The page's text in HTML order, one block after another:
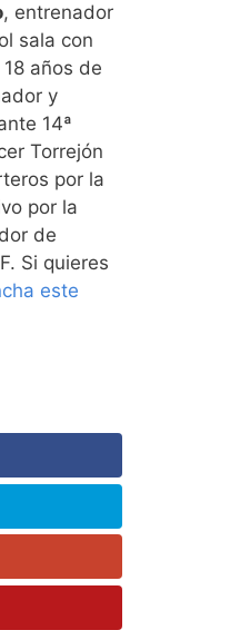
, entrenador
sala con
años de
y
14ª
Torrejón
por la
por la
de
Si quieres
este